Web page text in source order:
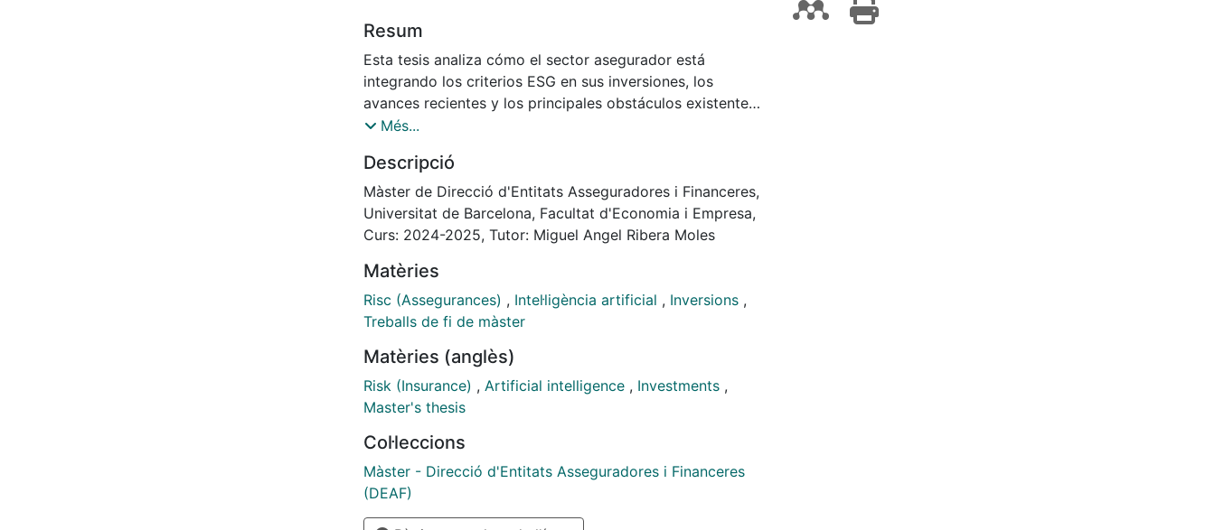
Resum
Esta tesis analiza cómo el sector asegurador está
integrando los criterios ESG en sus inversiones, los
avances recientes y los principales obstáculos existentes.
A través del análisis de informes y datos del sector, se
persisten retos que limitan una integración efectiva y
homogénea.
Ante este escenario, se plantea una propuesta
metodológica integral, con especial foco en el área de
entidad, con el fin de construir un modelo estructurado,
transversal y realista de implementación ESG, apoyado en
herramientas como la inteligencia artificial y metodologías
identificadas.
Més...
Descripció
Màster de Direcció d'Entitats Asseguradores i Financeres,
Universitat de Barcelona, Facultat d'Economia i Empresa,
Curs: 2024-2025, Tutor: Miguel Angel Ribera Moles
Matèries
Risc (Assegurances) , Intel·ligència artificial , Inversions ,
Treballs de fi de màster
Matèries (anglès)
Risk (Insurance) , Artificial intelligence , Investments ,
Master's thesis
Col·leccions
Màster - Direcció d'Entitats Asseguradores i Financeres
(DEAF)